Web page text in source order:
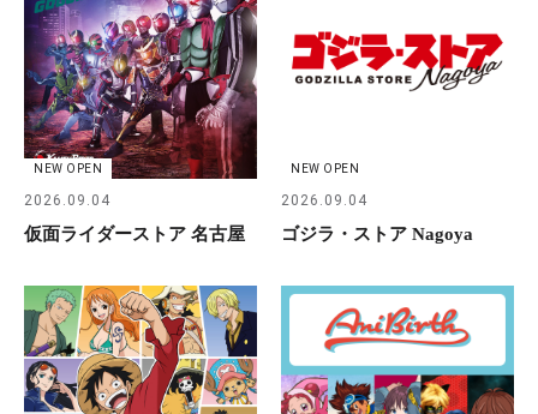
NEW OPEN
2026.09.04
仮面ライダーストア 名古屋
NEW OPEN
2026.09.04
ゴジラ・ストア Nagoya